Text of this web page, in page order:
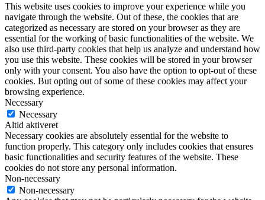
This website uses cookies to improve your experience while you
navigate through the website. Out of these, the cookies that are
categorized as necessary are stored on your browser as they are
essential for the working of basic functionalities of the website. We
also use third-party cookies that help us analyze and understand how
you use this website. These cookies will be stored in your browser
only with your consent. You also have the option to opt-out of these
cookies. But opting out of some of these cookies may affect your
browsing experience.
Necessary
Necessary
Altid aktiveret
Necessary cookies are absolutely essential for the website to
function properly. This category only includes cookies that ensures
basic functionalities and security features of the website. These
cookies do not store any personal information.
Non-necessary
Non-necessary